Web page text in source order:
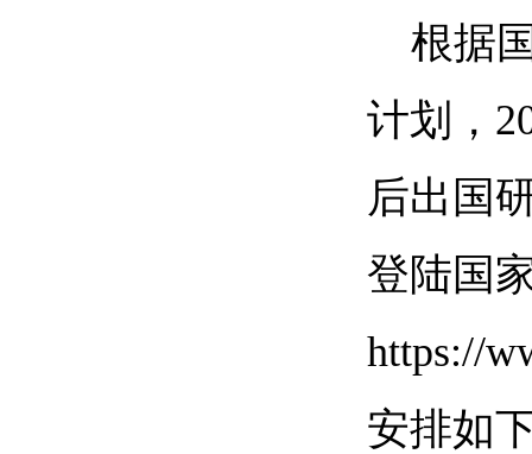
根据
计划，
后出国
登陆国
https://
安排如